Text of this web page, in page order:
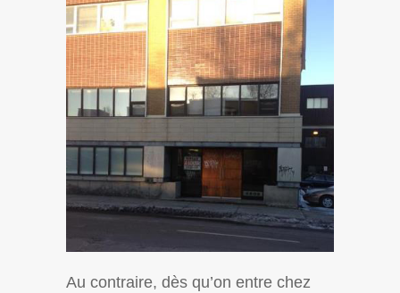
Au contraire, dès qu’on entre chez